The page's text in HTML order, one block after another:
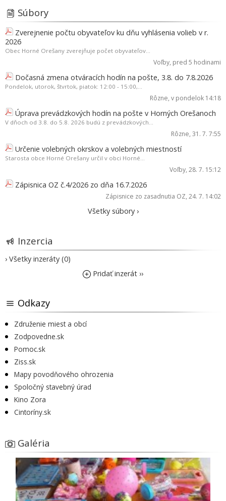
Súbory
Zverejnenie počtu obyvateľov ku dňu vyhlásenia volieb v r.
2026
Obec Horné Orešany zverejňuje počet obyvateľov...
Voľby, pred 5 hodinami
Dočasná zmena otváracích hodín na pošte, 3.8. do 7.8.2026
Pondelok, utorok, štvrtok, piatok: 12:00 - 15:00,...
Rôzne, v pondelok 14:18
Úprava prevádzkových hodín na pošte v Horných Orešanoch
V dňoch od 3.8. do 5.8. 2026 budú z prevádzkových...
Rôzne, 31. 7. 7:55
Určenie volebných okrskov a volebných miestností
Starosta obce Horné Orešany určil v obci Horné...
Voľby, 28. 7. 15:12
Zápisnica OZ č.4/2026 zo dňa 16.7.2026
Zápisnice zo zasadnutia OZ, 24. 7. 14:02
Všetky súbory ›
Inzercia
› Všetky inzeráty (0)
Pridať inzerát ››
Odkazy
Združenie miest a obcí
Zodpovedne.sk
Pomoc.sk
Ziss.sk
Mapy povodňového ohrozenia
Spoločný stavebný úrad
Kino Zora
Cintoríny.sk
Galéria